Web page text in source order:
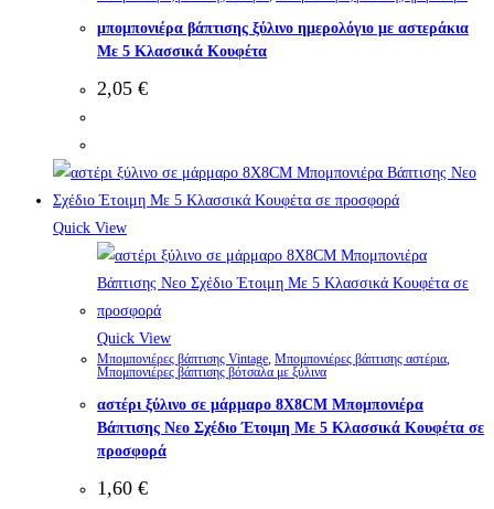
μπομπονιέρα βάπτισης ξύλινο ημερολόγιο με αστεράκια
Με 5 Κλασσικά Κουφέτα
2,05 €
Quick View
Quick View
Μπομπονιέρες βάπτισης Vintage Μπομπονιέρες βάπτισης αστέρια
Μπομπονιέρες βάπτισης βότσαλα με ξύλινα
αστέρι ξύλινο σε μάρμαρο 8X8CM Μπομπονιέρα
Βάπτισης Νεο Σχέδιο Έτοιμη Με 5 Κλασσικά Κουφέτα σε
προσφορά
1,60 €